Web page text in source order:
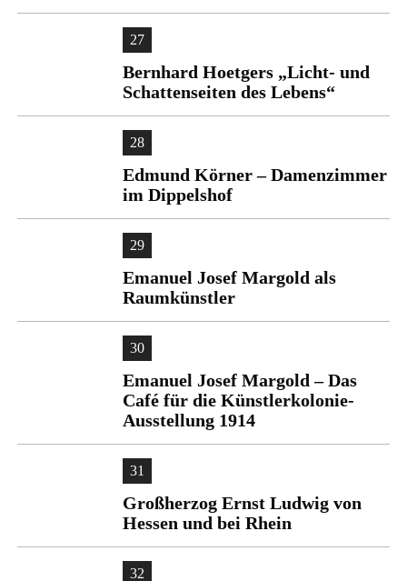
27
Bernhard Hoetgers „Licht- und
Schattenseiten des Lebens“
28
Edmund Körner – Damenzimmer
im Dippelshof
29
Emanuel Josef Margold als
Raumkünstler
30
Emanuel Josef Margold – Das
Café für die Künstlerkolonie-
Ausstellung 1914
31
Großherzog Ernst Ludwig von
Hessen und bei Rhein
32